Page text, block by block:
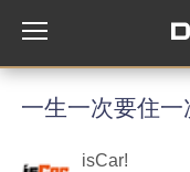
一生一次要住一
isCar!